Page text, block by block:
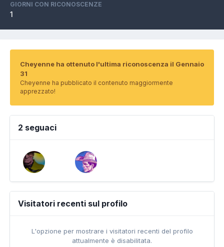
GIORNI CON RICONOSCENZE
1
Cheyenne ha ottenuto l'ultima riconoscenza il Gennaio
31
Cheyenne ha pubblicato il contenuto maggiormente
apprezzato!
2 seguaci
Visitatori recenti sul profilo
L'opzione per mostrare i visitatori recenti del profilo
attualmente è disabilitata.